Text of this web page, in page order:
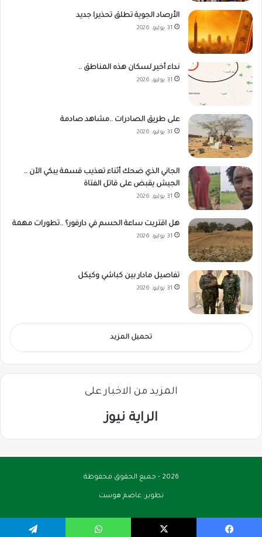
الأرصاد الجوية تطلق تحذيرا جديد
31 يوليو، 2026
نداء أخير لسكان هذه المناطق ..
31 يوليو، 2026
على طريق الصادرات ..مشاهد صادمة
31 يوليو، 2026
الجاني الذي ضحك أثناء تعذيب قسمة يبكي الآن ..
الجيش يقبض على قاتل الفتاة
31 يوليو، 2026
هل اقتربت ساعة الحسم في دارفور؟ ..تطورات مهمة
31 يوليو، 2026
تفاصيل مادار بين كباشي وكيكل
31 يوليو، 2026
تحميل المزيد
المزيد من الاخبار على
الراية نيوز
2026 - جميع الحقوق محفوظة
تطوير:عاصم هوست